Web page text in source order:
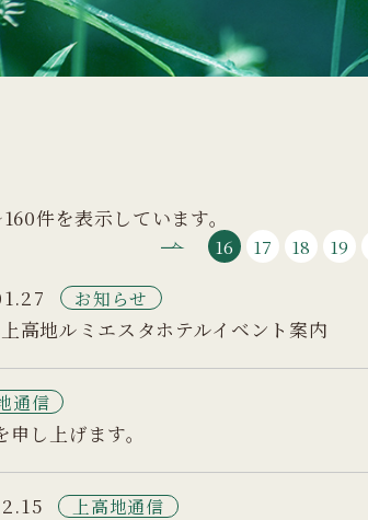
件を表示しています。
16 17 18 19
お知らせ
高地ルミエスタホテルイベント案内
通信
し上げます。
上高地通信